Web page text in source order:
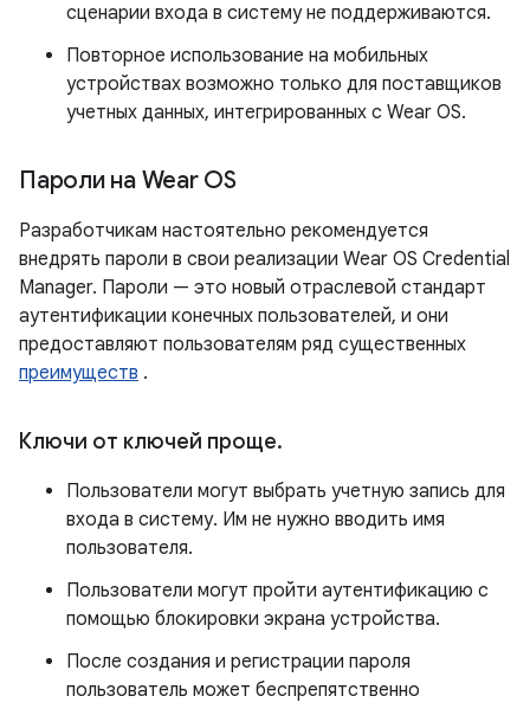
сценарии входа в систему не поддерживаются.
Повторное использование на мобильных
устройствах возможно только для поставщиков
учетных данных, интегрированных с Wear OS.
Пароли на Wear OS
Разработчикам настоятельно рекомендуется
внедрять пароли в свои реализации Wear OS Credential
Manager. Пароли — это новый отраслевой стандарт
аутентификации конечных пользователей, и они
предоставляют пользователям ряд существенных
преимуществ .
Ключи от ключей проще.
Пользователи могут выбрать учетную запись для
входа в систему. Им не нужно вводить имя
пользователя.
Пользователи могут пройти аутентификацию с
помощью блокировки экрана устройства.
После создания и регистрации пароля
пользователь может беспрепятственно